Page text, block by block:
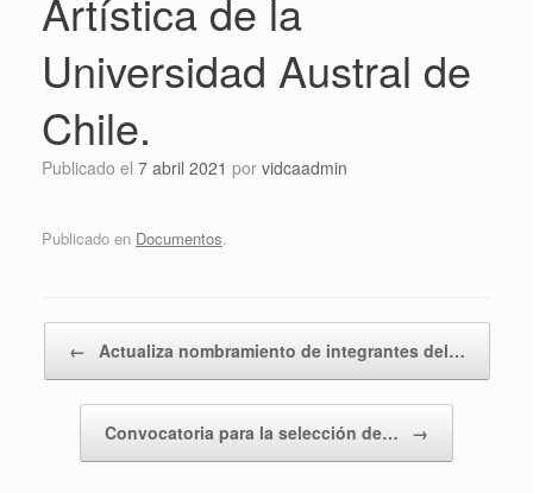
Artística de la
Universidad Austral de
Chile.
Publicado el 7 abril 2021 por vidcaadmin
Publicado en Documentos.
← Actualiza nombramiento de integrantes del…
Convocatoria para la selección de… →